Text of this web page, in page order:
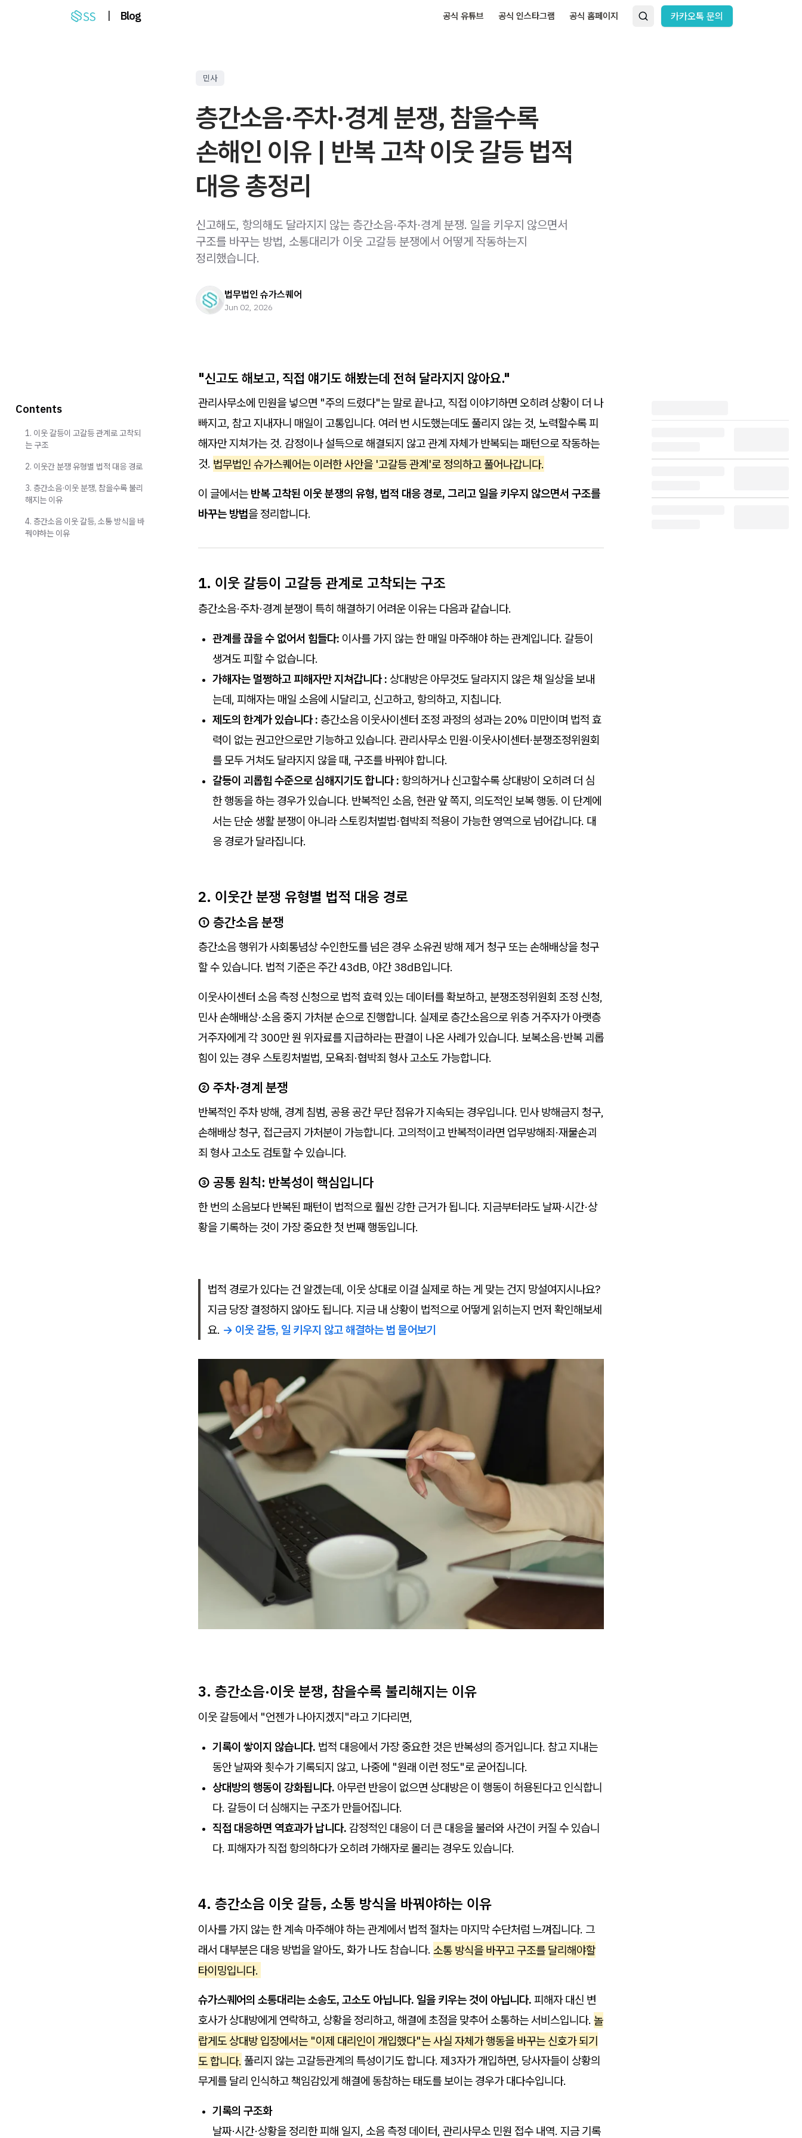
| Blog 공식 유튜브 공식 인스타그램 공식 홈페이지 카카오톡 문의
민사
층간소음·주차·경계 분쟁, 참을수록
손해인 이유 | 반복 고착 이웃 갈등 법적
대응 총정리
신고해도, 항의해도 달라지지 않는 층간소음·주차·경계 분쟁. 일을 키우지 않으면서
구조를 바꾸는 방법, 소통대리가 이웃 고갈등 분쟁에서 어떻게 작동하는지
정리했습니다.
법무법인 슈가스퀘어
Jun 02, 2026
"신고도 해보고, 직접 얘기도 해봤는데 전혀 달라지지 않아요."
관리사무소에 민원을 넣으면 "주의 드렸다"는 말로 끝나고, 직접 이야기하면 오히려 상황이 더 나
빠지고, 참고 지내자니 매일이 고통입니다. 여러 번 시도했는데도 풀리지 않는 것, 노력할수록 피
해자만 지쳐가는 것. 감정이나 설득으로 해결되지 않고 관계 자체가 반복되는 패턴으로 작동하는
것. 법무법인 슈가스퀘어는 이러한 사안을 '고갈등 관계'로 정의하고 풀어나갑니다.
이 글에서는 반복 고착된 이웃 분쟁의 유형, 법적 대응 경로, 그리고 일을 키우지 않으면서 구조를
바꾸는 방법을 정리합니다.
1. 이웃 갈등이 고갈등 관계로 고착되는 구조
층간소음·주차·경계 분쟁이 특히 해결하기 어려운 이유는 다음과 같습니다.
관계를 끊을 수 없어서 힘들다: 이사를 가지 않는 한 매일 마주해야 하는 관계입니다. 갈등이
생겨도 피할 수 없습니다.
가해자는 멀쩡하고 피해자만 지쳐갑니다 : 상대방은 아무것도 달라지지 않은 채 일상을 보내
는데, 피해자는 매일 소음에 시달리고, 신고하고, 항의하고, 지칩니다.
제도의 한계가 있습니다 : 층간소음 이웃사이센터 조정 과정의 성과는 20% 미만이며 법적 효
력이 없는 권고안으로만 기능하고 있습니다. 관리사무소 민원·이웃사이센터·분쟁조정위원회
를 모두 거쳐도 달라지지 않을 때, 구조를 바꿔야 합니다.
갈등이 괴롭힘 수준으로 심해지기도 합니다 : 항의하거나 신고할수록 상대방이 오히려 더 심
한 행동을 하는 경우가 있습니다. 반복적인 소음, 현관 앞 쪽지, 의도적인 보복 행동. 이 단계에
서는 단순 생활 분쟁이 아니라 스토킹처벌법·협박죄 적용이 가능한 영역으로 넘어갑니다. 대
응 경로가 달라집니다.
2. 이웃간 분쟁 유형별 법적 대응 경로
① 층간소음 분쟁
층간소음 행위가 사회통념상 수인한도를 넘은 경우 소유권 방해 제거 청구 또는 손해배상을 청구
할 수 있습니다. 법적 기준은 주간 43dB, 야간 38dB입니다.
이웃사이센터 소음 측정 신청으로 법적 효력 있는 데이터를 확보하고, 분쟁조정위원회 조정 신청,
민사 손해배상·소음 중지 가처분 순으로 진행합니다. 실제로 층간소음으로 위층 거주자가 아랫층
거주자에게 각 300만 원 위자료를 지급하라는 판결이 나온 사례가 있습니다. 보복소음·반복 괴롭
힘이 있는 경우 스토킹처벌법, 모욕죄·협박죄 형사 고소도 가능합니다.
② 주차·경계 분쟁
반복적인 주차 방해, 경계 침범, 공용 공간 무단 점유가 지속되는 경우입니다. 민사 방해금지 청구,
손해배상 청구, 접근금지 가처분이 가능합니다. 고의적이고 반복적이라면 업무방해죄·재물손괴
죄 형사 고소도 검토할 수 있습니다.
③ 공통 원칙: 반복성이 핵심입니다
한 번의 소음보다 반복된 패턴이 법적으로 훨씬 강한 근거가 됩니다. 지금부터라도 날짜·시간·상
황을 기록하는 것이 가장 중요한 첫 번째 행동입니다.
법적 경로가 있다는 건 알겠는데, 이웃 상대로 이걸 실제로 하는 게 맞는 건지 망설여지시나요?
지금 당장 결정하지 않아도 됩니다. 지금 내 상황이 법적으로 어떻게 읽히는지 먼저 확인해보세
요. → 이웃 갈등, 일 키우지 않고 해결하는 법 물어보기
3. 층간소음·이웃 분쟁, 참을수록 불리해지는 이유
이웃 갈등에서 "언젠가 나아지겠지"라고 기다리면,
기록이 쌓이지 않습니다. 법적 대응에서 가장 중요한 것은 반복성의 증거입니다. 참고 지내는
동안 날짜와 횟수가 기록되지 않고, 나중에 "원래 이런 정도"로 굳어집니다.
상대방의 행동이 강화됩니다. 아무런 반응이 없으면 상대방은 이 행동이 허용된다고 인식합니
다. 갈등이 더 심해지는 구조가 만들어집니다.
직접 대응하면 역효과가 납니다. 감정적인 대응이 더 큰 대응을 불러와 사건이 커질 수 있습니
다. 피해자가 직접 항의하다가 오히려 가해자로 몰리는 경우도 있습니다.
4. 층간소음 이웃 갈등, 소통 방식을 바꿔야하는 이유
이사를 가지 않는 한 계속 마주해야 하는 관계에서 법적 절차는 마지막 수단처럼 느껴집니다. 그
래서 대부분은 대응 방법을 알아도, 화가 나도 참습니다. 소통 방식을 바꾸고 구조를 달리해야할
타이밍입니다.
슈가스퀘어의 소통대리는 소송도, 고소도 아닙니다. 일을 키우는 것이 아닙니다. 피해자 대신 변
호사가 상대방에게 연락하고, 상황을 정리하고, 해결에 초점을 맞추어 소통하는 서비스입니다. 놀
랍게도 상대방 입장에서는 "이제 대리인이 개입했다"는 사실 자체가 행동을 바꾸는 신호가 되기
도 합니다. 풀리지 않는 고갈등관계의 특성이기도 합니다. 제3자가 개입하면, 당사자들이 상황의
무게를 달리 인식하고 책임감있게 해결에 동참하는 태도를 보이는 경우가 대다수입니다.
기록의 구조화
날짜·시간·상황을 정리한 피해 일지, 소음 측정 데이터, 관리사무소 민원 접수 내역. 지금 기록
Contents
1. 이웃 갈등이 고갈등 관계로 고착되
는 구조
2. 이웃간 분쟁 유형별 법적 대응 경로
3. 층간소음·이웃 분쟁, 참을수록 불리
해지는 이유
4. 층간소음 이웃 갈등, 소통 방식을 바
꿔야하는 이유